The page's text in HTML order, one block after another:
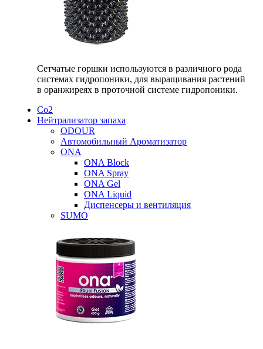
Сетчатые горшки используются в различного рода
системах гидропоники, для выращивания растений
в оранжиреях в проточной системе гидропоники.
Со2
Нейтрализатор запаха
ODOUR
Автомобильный Ароматизатор
ONA
ONA Block
ONA Spray
ONA Gel
ONA Liquid
Диспенсеры и вентиляция
SUMO